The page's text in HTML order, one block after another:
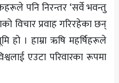
पनि निरन्तर ‘सर्वे भवन्तु
विचार प्रवाह गरिरहेका छन्
हो । हाम्रा ऋषि महर्षिहरूले
एउटा परिवारका रूपमा